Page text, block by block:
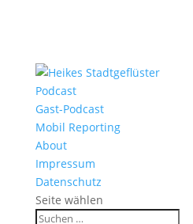
Podcast
Gast-Podcast
Mobil Reporting
About
Impressum
Datenschutz
Seite wählen